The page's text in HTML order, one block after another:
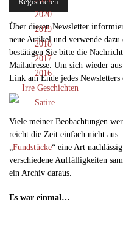
2020
2019
2018
2017
2016
Irre Geschichten
Satire
Über diesen Newsletter
neue Artikel und verwende
bestätigen Sie bitte die
Mailadresse. Um sich wieder
Link am Ende jedes
Viele meiner Beobachtungen
reicht die Zeit einfach nicht aus.
„Fundstücke“ eine Art
verschiedene Auffälligkeiten
ein Archiv daraus.
Es war einmal…